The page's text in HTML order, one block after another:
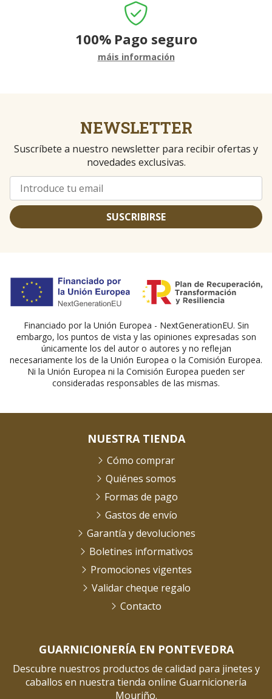
100% Pago seguro
máis información
NEWSLETTER
Suscríbete a nuestro newsletter para recibir ofertas y
novedades exclusivas.
SUSCRIBIRSE
Financiado por la Unión Europea - NextGenerationEU. Sin
embargo, los puntos de vista y las opiniones expresadas son
únicamente los del autor o autores y no reflejan
necesariamente los de la Unión Europea o la Comisión Europea.
Ni la Unión Europea ni la Comisión Europea pueden ser
consideradas responsables de las mismas.
GUARNICIONERÍA EN PONTEVEDRA
Descubre nuestros productos de calidad para jinetes y
caballos en nuestra tienda online Guarnicionería
Mouriño.
NUESTRA TIENDA
Cómo comprar
Quiénes somos
Formas de pago
Gastos de envío
Garantía y devoluciones
Boletines informativos
Promociones vigentes
Validar cheque regalo
Contacto